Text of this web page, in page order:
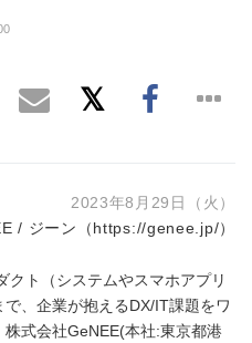
2023年8月29日（火）
/ ジーン（ https://genee.jp/）
クト（システムやスマホアプリ
、企業が抱えるDX/IT課題をワ
式会社GeNEE(本社:東京都港